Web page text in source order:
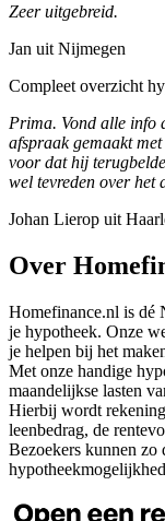
Zeer uitgebreid.
Jan uit Nijmegen
Compleet overzicht
Prima. Vond alle info
afspraak gemaakt
voor dat hij
wel tevreden over het
Johan Lierop uit
Over
Homefinance.nl is dé
je hypotheek. Onze
je helpen bij het
Met onze handige
maandelijkse lasten
Hierbij wordt rekening
leenbedrag, de
Bezoekers kunnen